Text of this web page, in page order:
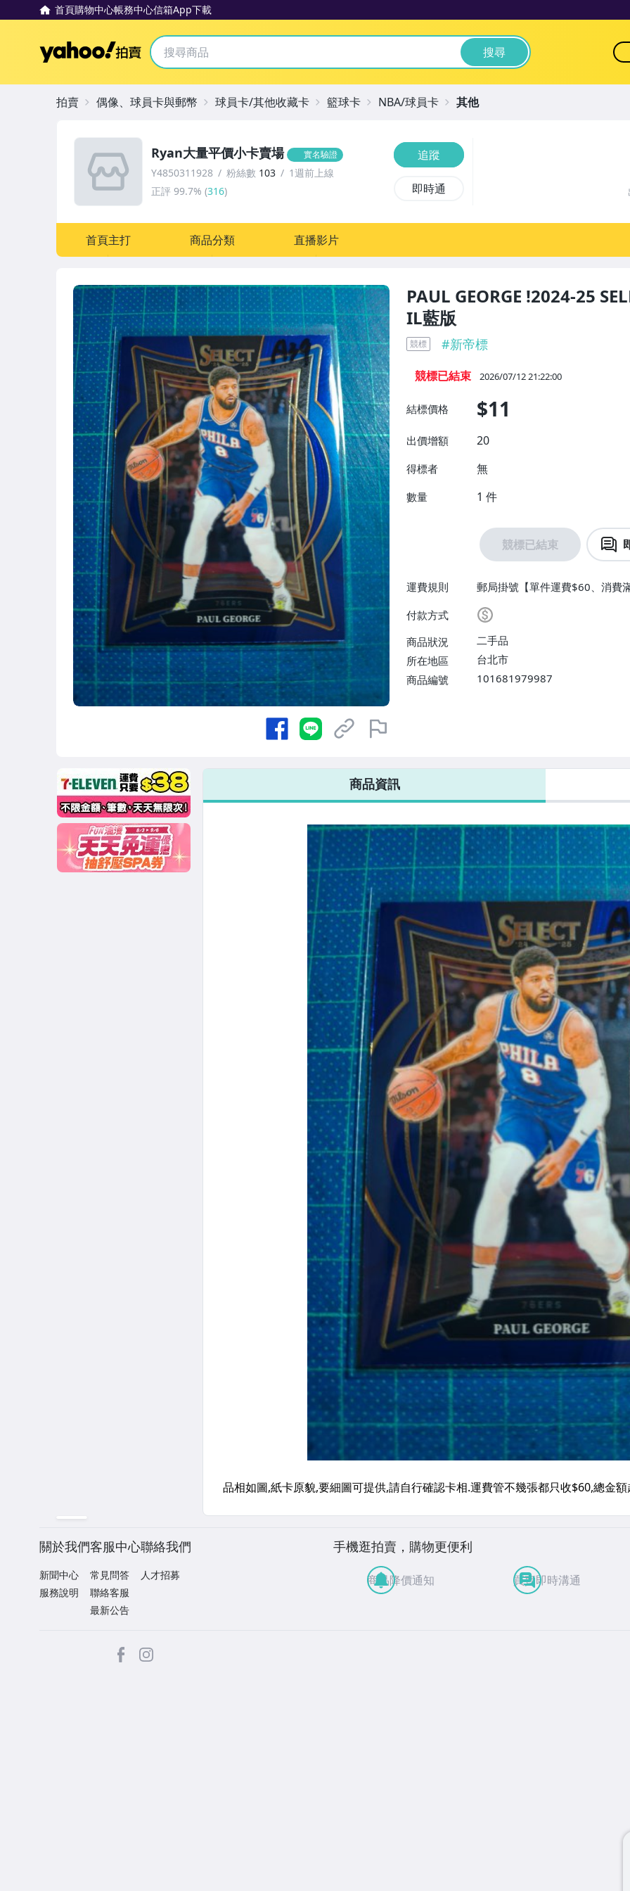
首頁購物中心帳務中心信箱App下載
Yahoo拍賣 搜尋
PAUL GEORGE !2024-25
IL藍版
競標 #新帝標
競標已結束 2026/07/12 21:22:00
結標價格 $11
出價增額 20
得標者 無
數量 1 件
競標已結束
運費規則
郵局掛號【單件運費$60、消費
付款方式
商品狀況
二手品
所在地區
台北市
商品編號
101681979987
Ryan大量平價小卡賣場 實名驗證
Y4850311928 粉絲數 103
1週前上線
正評 99.7% (316)
追蹤
即時通
首頁主打 商品分類 直播影片
拍賣 偶像、球員卡與郵幣 球員卡/其他收藏卡 籃球卡 NBA/球員卡 其他
商品資訊
關於我們
新聞中心
服務說明
客服中心
常見問答
聯絡客服
最新公告
聯絡我們
人才招募
手機逛拍賣，購物更便利
商品降價通知 買賣即時溝通
facebook